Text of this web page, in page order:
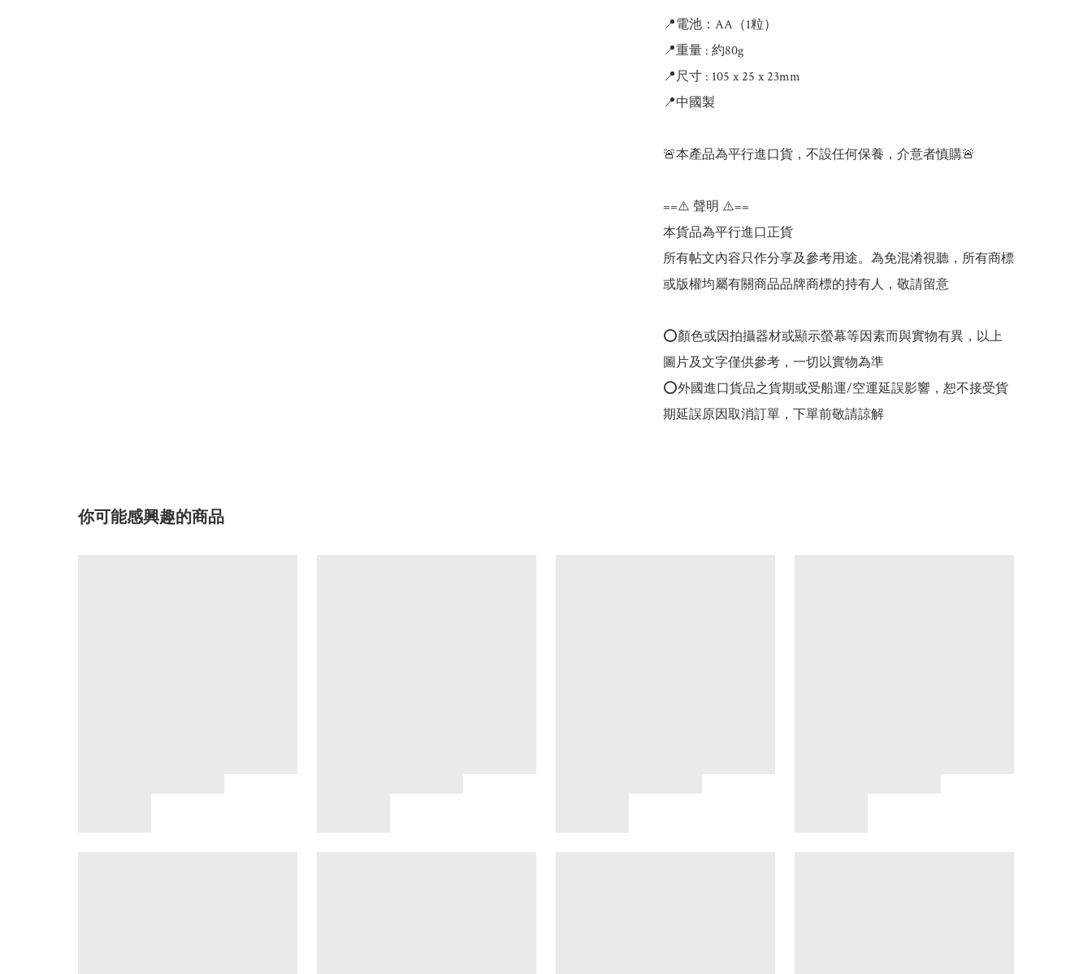
📍電池：AA（1粒）
📍重量 : 約80g
📍尺寸 : 105 x 25 x 23mm
📍中國製
🚨本產品為平行進口貨，不設任何保養，介意者慎購🚨
==⚠️ 聲明 ⚠️==
本貨品為平行進口正貨
所有帖文內容只作分享及參考用途。為免混淆視聽，所有商標
或版權均屬有關商品品牌商標的持有人，敬請留意
⭕顏色或因拍攝器材或顯示螢幕等因素而與實物有異，以上
圖片及文字僅供參考，一切以實物為準
⭕外國進口貨品之貨期或受船運/空運延誤影響，恕不接受貨
期延誤原因取消訂單，下單前敬請諒解
你可能感興趣的商品